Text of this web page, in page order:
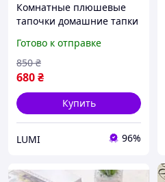
Комнатные плюшевые
тапочки домашние тапки
зайка
Готово к отправке
680₴
850 ₴
Купить
LUMI 96%